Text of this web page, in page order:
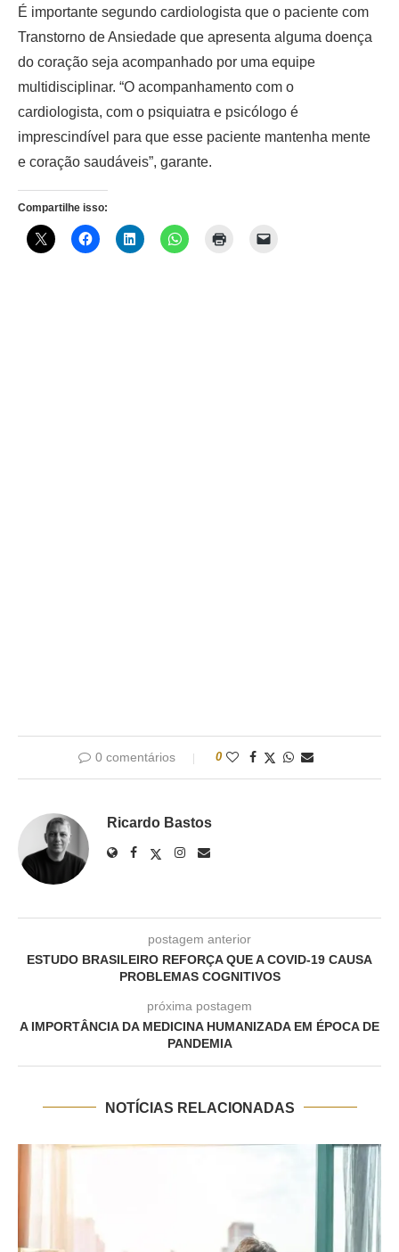
É importante segundo cardiologista que o paciente com
Transtorno de Ansiedade que apresenta alguma doença
do coração seja acompanhado por uma equipe
multidisciplinar. “O acompanhamento com o
cardiologista, com o psiquiatra e psicólogo é
imprescindível para que esse paciente mantenha mente
e coração saudáveis”, garante.
Compartilhe isso:
0 comentários 0
Ricardo Bastos
postagem anterior
ESTUDO BRASILEIRO REFORÇA QUE A COVID-19 CAUSA
PROBLEMAS COGNITIVOS
próxima postagem
A IMPORTÂNCIA DA MEDICINA HUMANIZADA EM ÉPOCA DE
PANDEMIA
NOTÍCIAS RELACIONADAS